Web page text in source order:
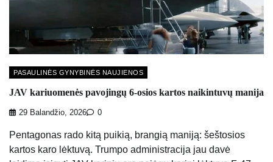
PASAULINĖS GYNYBINĖS NAUJIENOS
JAV kariuomenės pavojingų 6-osios kartos naikintuvų manija
29 Balandžio, 2026 0
Pentagonas rado kitą puikią, brangią maniją: šeštosios
kartos karo lėktuvą. Trumpo administracija jau davė